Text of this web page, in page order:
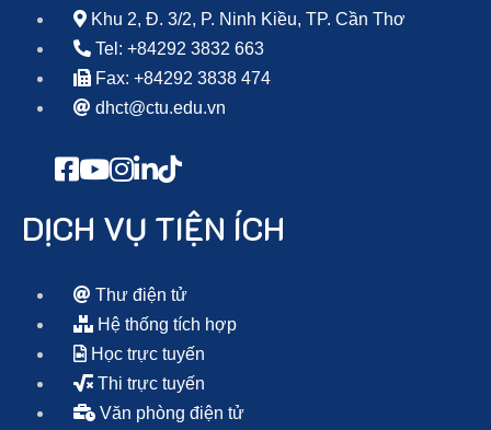
Khu 2, Đ. 3/2, P. Ninh Kiều, TP. Cần Thơ
Tel: +84292 3832 663
Fax: +84292 3838 474
dhct@ctu.edu.vn
DỊCH VỤ TIỆN ÍCH
Thư điện tử
Hệ thống tích hợp
Học trực tuyến
Thi trực tuyến
Văn phòng điện tử